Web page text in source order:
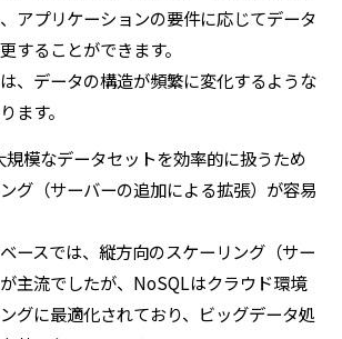
アプリケーションの要件に応じてデータ
することができます。
、データの構造が頻繁に変化するような
ます。
模なデータセットを効率的に扱うため
グ（サーバーの追加による拡張）が容易
ースでは、縦方向のスケーリング（サー
主流でしたが、NoSQLはクラウド環境
グに最適化されており、ビッグデータ処